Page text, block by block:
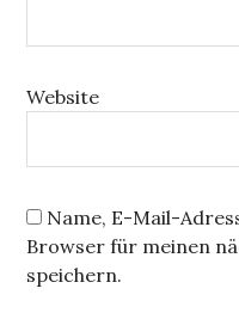
Website
Name, E-Mail-
Browser für meinen
speichern.